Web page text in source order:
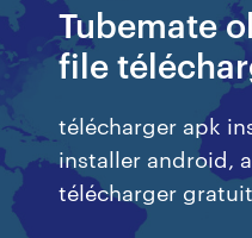
Tubemate
file
télécharger apk
installer android,
télécharger gratuit